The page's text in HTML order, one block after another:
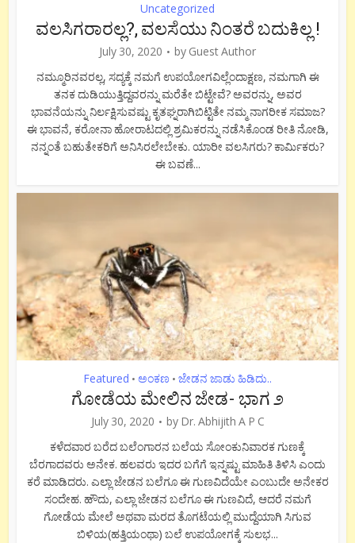
Uncategorized
ವಲಸಿಗರಾರಲ್ಲ?, ವಲಸೆಯು ನಿಂತರೆ ಬದುಕಿಲ್ಲ !
July 30, 2020 by Guest Author
ನಮ್ಮೂರಿನವರಲ್ಲ, ಸದ್ಯಕ್ಕೆ ನಮಗೆ ಉಪಯೋಗವಿಲ್ಲೆಂದಾಕ್ಷಣ, ನಮಗಾಗಿ ಈ
ತನಕ ದುಡಿಯುತ್ತಿದ್ದವರನ್ನು ಮರೆತೇ ಬಿಟ್ಟೇವೆ? ಅವರನ್ನು, ಅವರ
ಭಾವನೆಯನ್ನು ನಿರ್ಲಕ್ಷಿಸುವಷ್ಟು ಕೃತಘ್ನರಾಗಿಬಿಟ್ಟಿತೇ ನಮ್ಮ ನಾಗರೀಕ ಸಮಾಜ?
ಈ ಭಾವನೆ, ಕರೋನಾ ಹೋರಾಟದಲ್ಲಿ ಶ್ರಮಿಕರನ್ನು ನಡೆಸಿಕೊಂಡ ರೀತಿ ನೋಡಿ,
ನನ್ನಂತೆ ಬಹುತೇಕರಿಗೆ ಅನಿಸಿರಲೇಬೇಕು. ಯಾರೀ ವಲಸಿಗರು? ಕಾರ್ಮಿಕರು?
ಈ ಬವಣೆ...
Featured • ಅಂಕಣ • ಜೇಡನ ಜಾಡು ಹಿಡಿದು..
ಗೋಡೆಯ ಮೇಲಿನ ಜೇಡ- ಭಾಗ ೨
July 30, 2020 by Dr. Abhijith A P C
ಕಳೆದವಾರ ಬರೆದ ಬಲೆಂಗಾರನ ಬಲೆಯ ಸೋಂಕುನಿವಾರಕ ಗುಣಕ್ಕೆ
ಬೆರಗಾದವರು ಅನೇಕ. ಹಲವರು ಇದರ ಬಗೆಗೆ ಇನ್ನಷ್ಟು ಮಾಹಿತಿ ತಿಳಿಸಿ ಎಂದು
ಕರೆ ಮಾಡಿದರು. ಎಲ್ಲಾ ಜೇಡನ ಬಲೆಗೂ ಈ ಗುಣವಿದೆಯೇ ಎಂಬುದೇ ಅನೇಕರ
ಸಂದೇಹ. ಹೌದು, ಎಲ್ಲಾ ಜೇಡನ ಬಲೆಗೂ ಈ ಗುಣವಿದೆ, ಆದರೆ ನಮಗೆ
ಗೋಡೆಯ ಮೇಲೆ ಅಥವಾ ಮರದ ತೊಗಟೆಯಲ್ಲಿ ಮುದ್ದೆಯಾಗಿ ಸಿಗುವ
ಬಿಳಿಯ(ಹತ್ತಿಯಂಥಾ) ಬಲೆ ಉಪಯೋಗಕ್ಕೆ ಸುಲಭ...